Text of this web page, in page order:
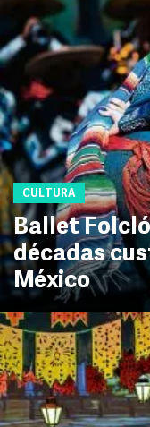
CULTURA
Ballet
décadas
México